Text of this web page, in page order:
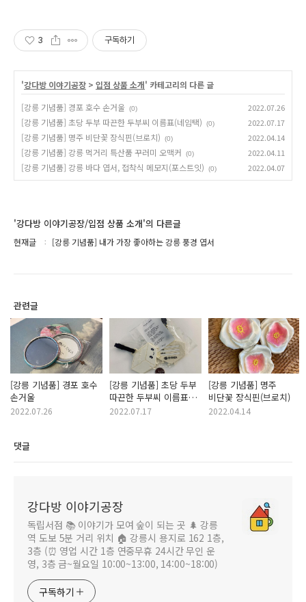
3 구독하기
'강다방 이야기공장 > 입점 상품 소개' 카테고리의 다른 글
[강릉 기념품] 경포 호수 손거울
(0) 2022.07.26
[강릉 기념품] 초당 두부 따끈한 두부씨 이름표(네임택) (0) 2022.07.17
[강릉 기념품] 명주 비단꽃 장식핀(브로치) (0) 2022.04.14
[강릉 기념품] 강릉 먹거리 특산품 꾸러미 오맥커 (0) 2022.04.11
[강릉 기념품] 강릉 바다 엽서, 접착식 메모지(포스트잇) (0) 2022.04.07
'강다방 이야기공장/입점 상품 소개'의 다른글
현재글 [강릉 기념품] 내가 가장 좋아하는 강릉 풍경 엽서
관련글
[강릉 기념품] 경포 호수
손거울
2022.07.26
[강릉 기념품] 초당 두부
따끈한 두부씨 이름표
(네임택)
2022.07.17
[강릉 기념품] 명주
비단꽃 장식핀(브로치)
2022.04.14
댓글
강다방 이야기공장
독립서점 📚 이야기가 모여 숲이 되는 곳 🌲 강릉
역 도보 5분 거리 위치 🏠 강릉시 용지로 162 1층,
3층 (⏰ 영업 시간 1층 연중무휴 24시간 무인 운
영, 3층 금~월요일 10:00~13:00, 14:00~18:00)
구독하기